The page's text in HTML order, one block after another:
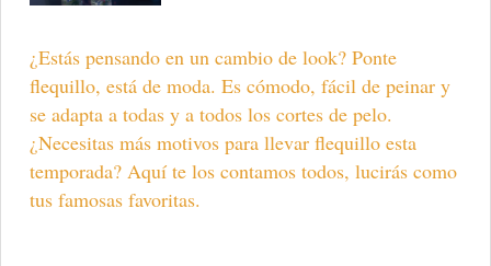
¿Estás pensando en un cambio de look? Ponte
flequillo, está de moda. Es cómodo, fácil de peinar y
se adapta a todas y a todos los cortes de pelo.
¿Necesitas más motivos para llevar flequillo esta
temporada? Aquí te los contamos todos, lucirás como
tus famosas favoritas.